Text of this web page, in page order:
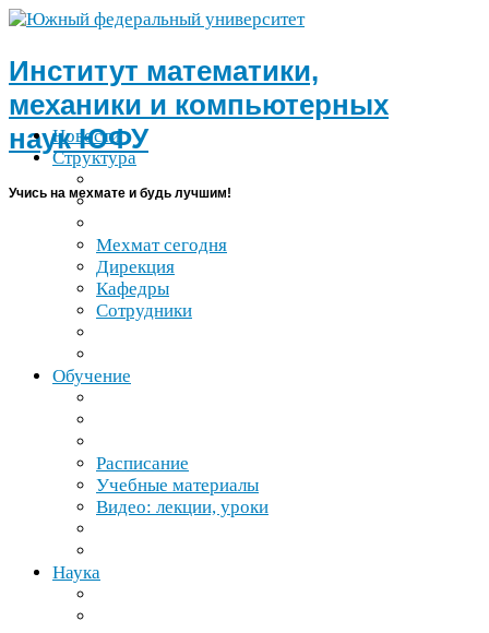
Институт математики,
механики и компьютерных
наукЮФУ
Учись на мехмате и будь лучшим!
Новости
Структура
Мехмат сегодня
Дирекция
Кафедры
Сотрудники
Обучение
Расписание
Учебные материалы
Видео: лекции, уроки
Наука